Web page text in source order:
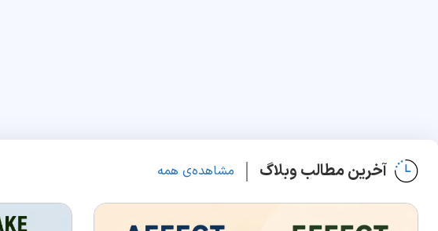
آخرین مطالب وبلاگ مشاهده‌ی همه